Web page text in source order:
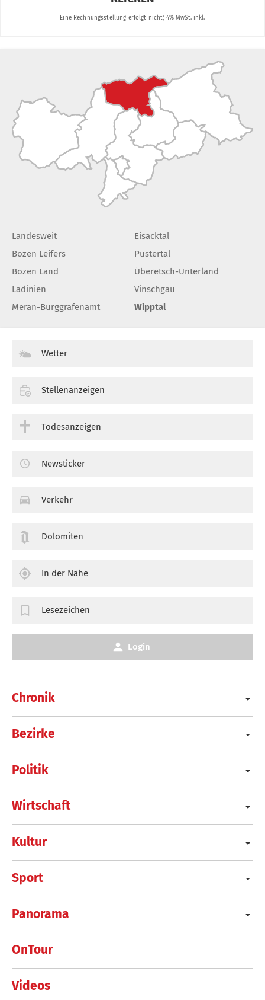
Landesweit
Bozen Leifers
Bozen Land
Ladinien
Meran-Burggrafenamt
Eisacktal
Pustertal
Überetsch-Unterland
Vinschgau
Wipptal
Chronik
Bezirke
Politik
Wirtschaft
Kultur
Sport
Panorama
OnTour
Videos
Wetter
Stellenanzeigen
Todesanzeigen
Newsticker
Verkehr
Dolomiten
In der Nähe
Lesezeichen
Login